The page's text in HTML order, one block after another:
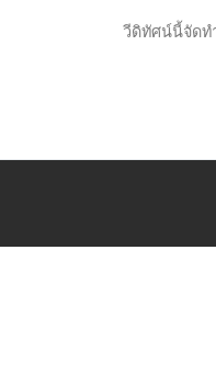
วีดิทัศน์นี้จัดท